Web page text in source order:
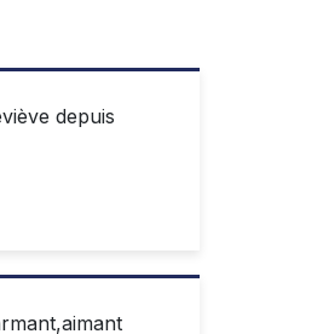
depuis